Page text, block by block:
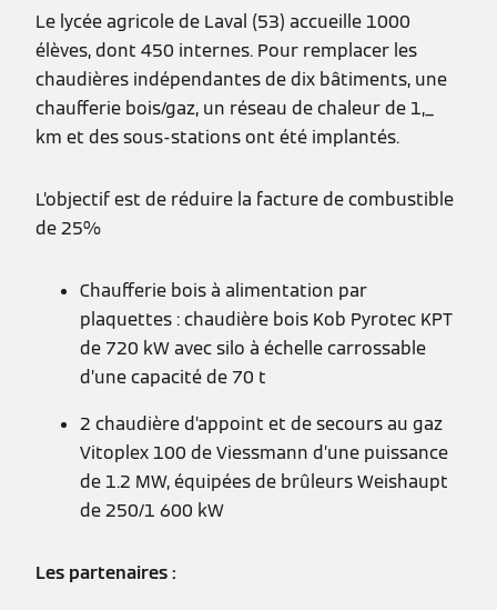
Le lycée agricole de Laval (53) accueille 1000
élèves, dont 450 internes. Pour remplacer les
chaudières indépendantes de dix bâtiments, une
chaufferie bois/gaz, un réseau de chaleur de 1,_
km et des sous-stations ont été implantés.
L’objectif est de réduire la facture de combustible
de 25%
Chaufferie bois à alimentation par
plaquettes : chaudière bois Kob Pyrotec KPT
de 720 kW avec silo à échelle carrossable
d’une capacité de 70 t
2 chaudière d’appoint et de secours au gaz
Vitoplex 100 de Viessmann d’une puissance
de 1.2 MW, équipées de brûleurs Weishaupt
de 250/1 600 kW
Les partenaires :